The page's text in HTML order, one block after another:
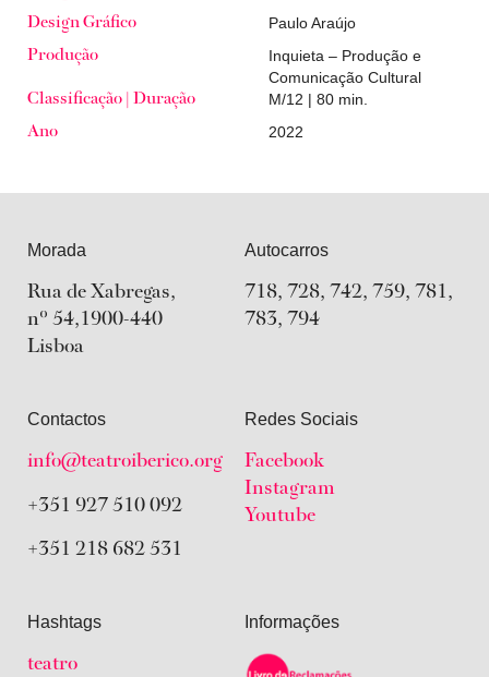
Design Gráfico Paulo Araújo
Produção
Inquieta – Produção e
Comunicação Cultural
Classificação | Duração M/12 | 80 min.
Ano 2022
Morada
Rua de Xabregas,
nº 54,1900-440
Lisboa
Autocarros
718, 728, 742, 759, 781,
783, 794
Contactos
info@teatroiberico.org
+351 927 510 092
+351 218 682 531
Redes Sociais
Facebook
Instagram
Hashtags
teatro acolhimento
Informações